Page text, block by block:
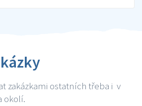
zakázkami ostatních třeba i v
okolí.